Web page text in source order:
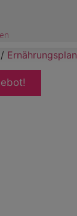
/ Ernährungsplan